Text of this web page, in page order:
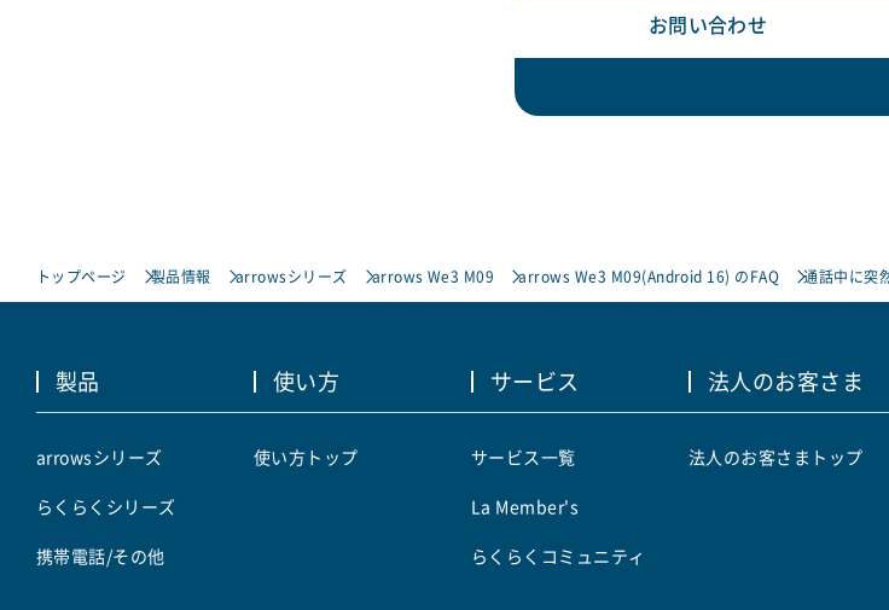
お問い合わせ
トップページ 製品情報 arrowsシリーズ arrows We3 M09 arrows We3 M09(Android 16) のFAQ 通話中に突
製品
arrowsシリーズ
らくらくシリーズ
携帯電話/その他
使い方
使い方トップ
サービス
サービス一覧
La Member's
らくらくコミュニティ
法人のお客さま
法人のお客さまトップ